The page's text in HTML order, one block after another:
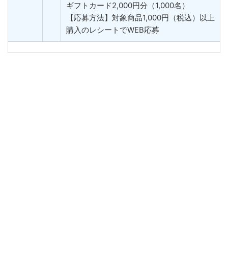
ギフトカード2,000円分（1,000名）
【応募方法】対象商品1,000円（税込）以上
購入のレシートでWEB応募